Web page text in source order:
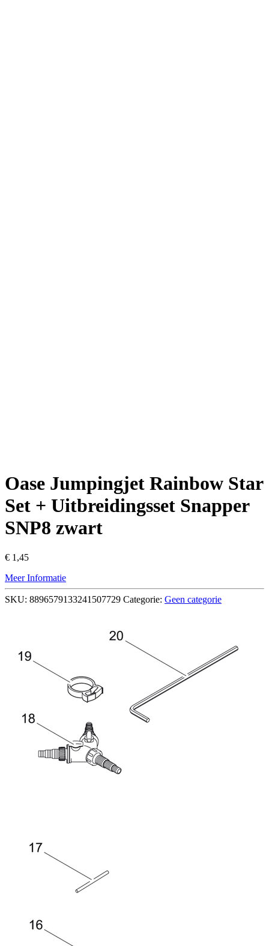
Oase Jumpingjet Rainbow Star
Set + Uitbreidingsset Snapper
SNP8 zwart
€ 1,45
Meer Informatie
SKU: 8896579133241507729 Categorie: Geen categorie